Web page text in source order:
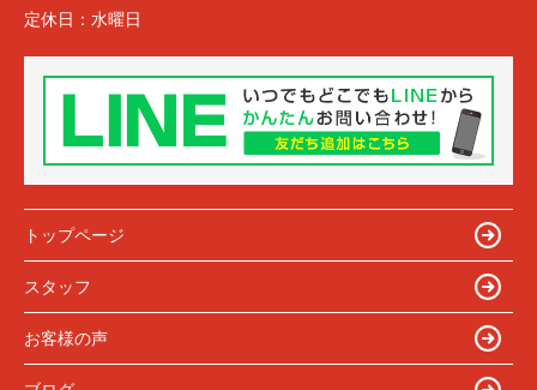
定休日： 水曜日
トップページ
スタッフ
お客様の声